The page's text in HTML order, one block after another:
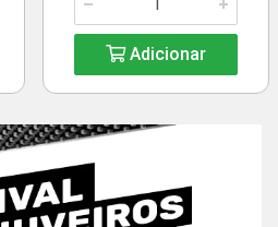
Adicionar